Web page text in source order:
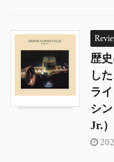
歴
し
ラ
シ
Jr.）